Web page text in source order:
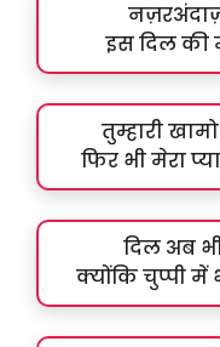
इस दिल की
तुम्हारी
फिर भी मेरा
दिल अब
क्योंकि चुप्पी में